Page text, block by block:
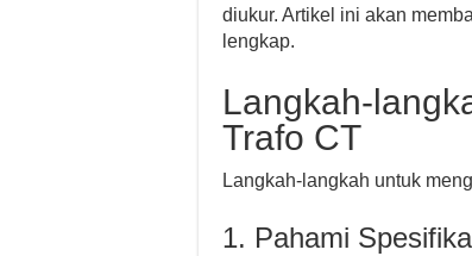
diukur. Artikel ini akan
lengkap.
Langkah-
Trafo CT
Langkah-langkah untuk
1. Pahami